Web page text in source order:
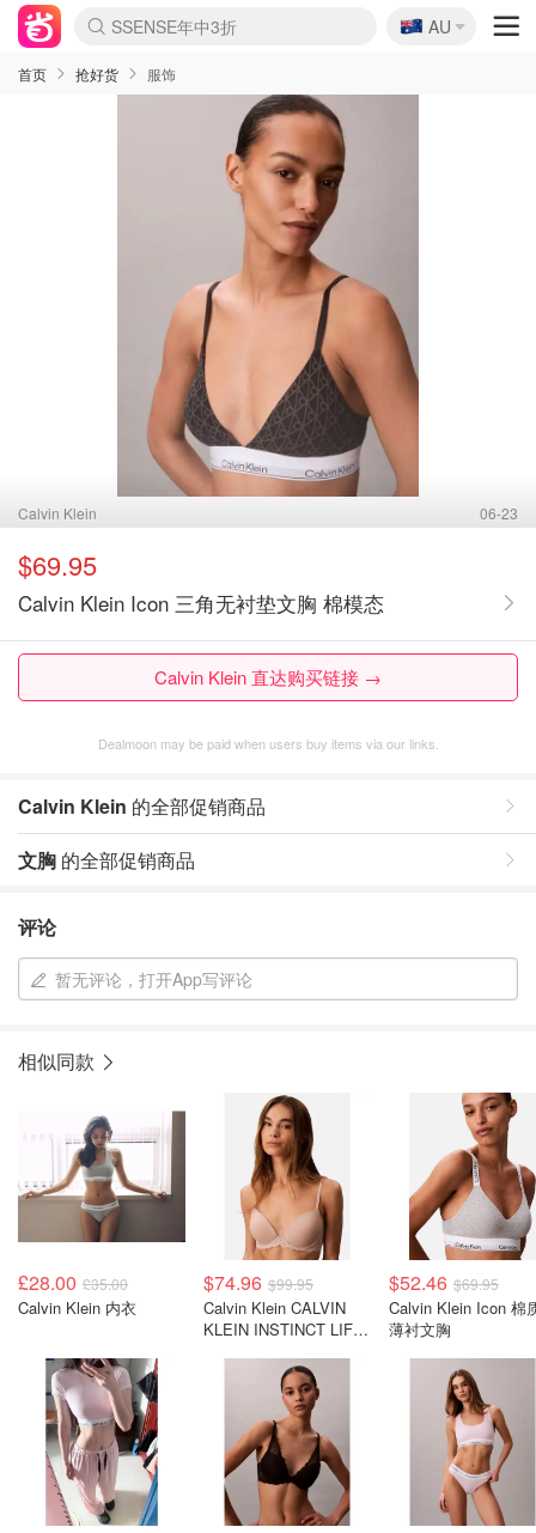
lululemon本周上新
Sasa美妆护肤3.5折
SSENSE年中3折
FreshBeauty好价汇总
Cettire降价+叠9折
Farfetch折上8折
WWS Coles超市实拍
viagogo二手票捡漏
Myer清仓1折起
The Outnet奢牌1折起
David Jones 3折起
Flannels大牌1折
Perfumes Club护肤1折
AMIRO返校季6.2折
Oweek抽奖送Airpods
Amazon折扣汇总
eToro入金$200送$50
Amazon数码好物
ICONIC本周7.5折
ThedoubleF高奢地板价
Moose Knuckles 6折
丝芙兰5折起
EUFY官网3.7折起
Selenichast首饰2折
Trip机票酒店促销
YSL送5件彩妆礼
Amazon家居好物
BIGBANG巡演开票
David Jones时尚3折
Amazon美妆护肤
雅漾大喷$8
过敏原检测盒$33
伊索独家赠50ml沐浴露
科颜氏送高保湿面霜
SEALIFE海洋馆门票6折
丝塔芙大白罐$16
订阅Newsletter送香薰
Cult Beauty 6.8折
Harrods圣诞日历2.3折
LN-CC奢牌私促3折
d'Alba空姐喷雾$16
EVE LOM套装逆天2折
Bernardelli独家4折
Adore Beauty 6折起
CT圣诞日历
Mytheresa奢品2.7折
🇦🇺
AU
首页 抢好货 服饰
Calvin Klein 06-23
$69.95
Calvin Klein Icon 三角无衬垫文胸 棉模态
Calvin Klein 直达购买链接 →
Dealmoon may be paid when users buy items via our links.
Calvin Klein 的全部促销商品
文胸 的全部促销商品
评论
暂无评论，打开App写评论
相似同款
£28.00 £35.00
Calvin Klein 内衣
$74.96 $99.95
Calvin Klein CALVIN
KLEIN INSTINCT LIFT
$52.46 $69.95
Calvin Klein Icon 棉质
薄衬文胸